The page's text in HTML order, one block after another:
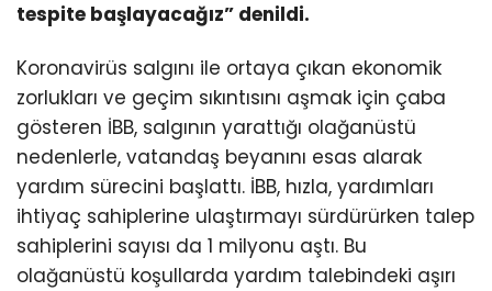
tespite başlayacağız” denildi.
Koronavirüs salgını ile ortaya çıkan ekonomik
zorlukları ve geçim sıkıntısını aşmak için çaba
gösteren İBB, salgının yarattığı olağanüstü
nedenlerle, vatandaş beyanını esas alarak
yardım sürecini başlattı. İBB, hızla, yardımları
ihtiyaç sahiplerine ulaştırmayı sürdürürken talep
sahiplerini sayısı da 1 milyonu aştı. Bu
olağanüstü koşullarda yardım talebindeki aşırı